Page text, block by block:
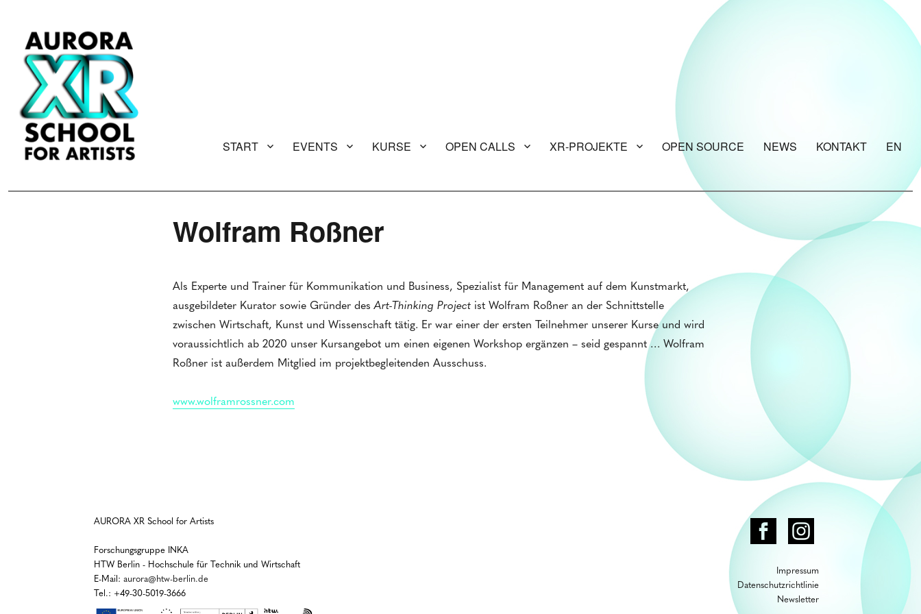
AURORA XR School for Artists
START EVENTS KURSE OPEN CALLS XR-PROJEKTE OPEN SOURCE NEWS KONTAKT EN
Wolfram Roßner
Als Experte und Trainer für Kommunikation und Business, Spezialist für Management auf dem Kunstmarkt,
ausgebildeter Kurator sowie Gründer desArt-Thinking Project ist Wolfram Roßner an der Schnittstelle
zwischen Wirtschaft, Kunst und Wissenschaft tätig. Er war einer der ersten Teilnehmer unserer Kurse und wird
voraussichtlich ab 2020 unser Kursangebot um einen eigenen Workshop ergänzen – seid gespannt … Wolfram
Roßner ist außerdem Mitglied im projektbegleitenden Ausschuss.
www.wolframrossner.com
AURORA XR School for Artists
Forschungsgruppe INKA
HTW Berlin - Hochschule für Technik und Wirtschaft
E-Mail: aurora@htw-berlin.de
Tel.: +49-30-5019-3666
Impressum
Datenschutzrichtlinie
Newsletter